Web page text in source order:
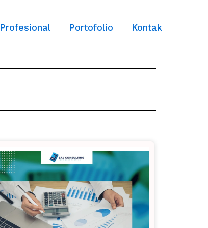
Profesional Portofolio Kontak